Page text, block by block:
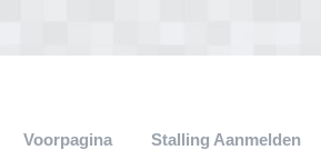
Voorpagina Stalling Aanmelden